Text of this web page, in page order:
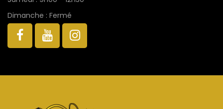
Dimanche : Fermé